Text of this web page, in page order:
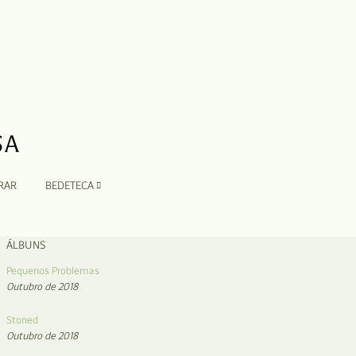
BEDETECA
ÁLBUNS
Pequenos Problemas
Outubro de 2018
Stoned
Outubro de 2018